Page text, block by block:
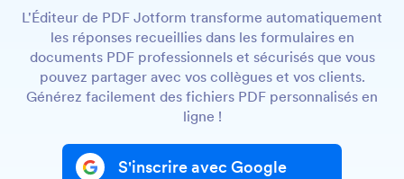
L'Éditeur de PDF Jotform transforme automatiquement
les réponses recueillies dans les formulaires en
documents PDF professionnels et sécurisés que vous
pouvez partager avec vos collègues et vos clients.
Générez facilement des fichiers PDF personnalisés en
ligne !
S'inscrire avec Google